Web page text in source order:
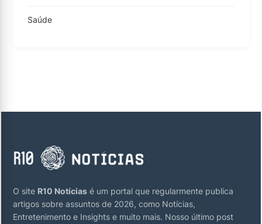
Saúde
O site R10 Notícias é um portal que regularmente publica
artigos sobre assuntos de 2026, como Notícias,
Entretenimento e Insights e muito mais. Nosso último post